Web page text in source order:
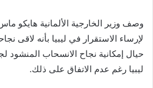
ا
وصف وزير الخارجية الألمانية هايكو
لإرساء الاستقرار في ليبيا بأنه لاقى
حيال إمكانية نجاح الانسحاب المنشود
ليبيا رغم عدم الاتفاق على ذلك.